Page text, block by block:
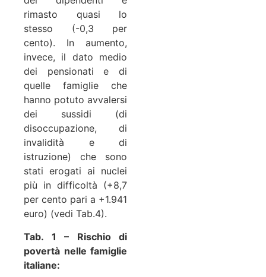
rimasto quasi lo
stesso (-0,3 per
cento). In aumento,
invece, il dato medio
dei pensionati e di
quelle famiglie che
hanno potuto avvalersi
dei sussidi (di
disoccupazione, di
invalidità e di
istruzione) che sono
stati erogati ai nuclei
più in difficoltà (+8,7
per cento pari a +1.941
euro) (vedi Tab.4).
Tab. 1 – Rischio di
povertà nelle famiglie
italiane: